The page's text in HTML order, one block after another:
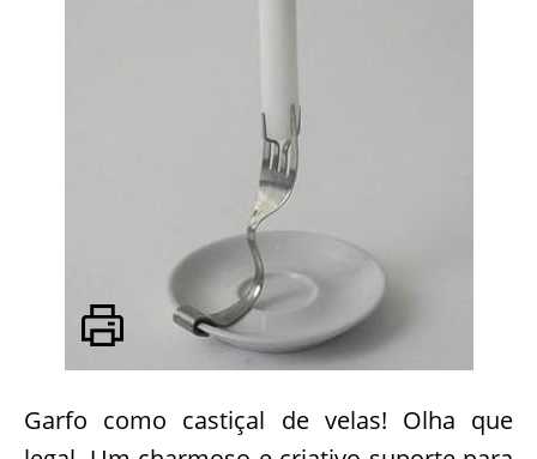
Garfo como castiçal de velas! Olha que